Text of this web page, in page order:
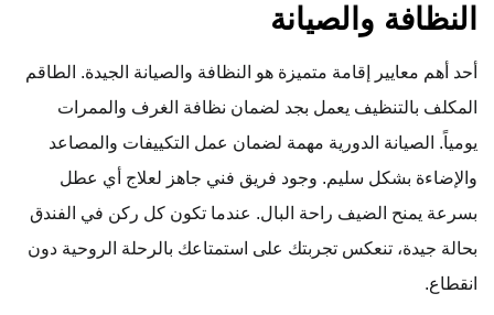
النظافة والصيانة
أحد أهم معايير إقامة متميزة هو النظافة والصيانة الجيدة. الطاقم
المكلف بالتنظيف يعمل بجد لضمان نظافة الغرف والممرات
يومياً. الصيانة الدورية مهمة لضمان عمل التكييفات والمصاعد
والإضاءة بشكل سليم. وجود فريق فني جاهز لعلاج أي عطل
بسرعة يمنح الضيف راحة البال. عندما تكون كل ركن في الفندق
بحالة جيدة، تنعكس تجربتك على استمتاعك بالرحلة الروحية دون
انقطاع.